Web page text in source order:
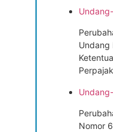
Undang
Nomor